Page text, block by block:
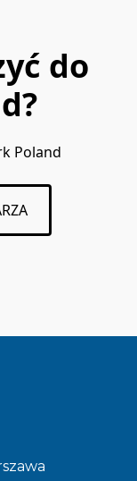
do
Poland